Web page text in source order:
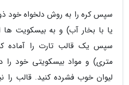
سپس کره را به روش دلخواه خود
یا با بخار آب) و به بیسکویت ها
متری) و مواد بیسکویتی خود را
لیوان خوب فشرده کنید. قالب